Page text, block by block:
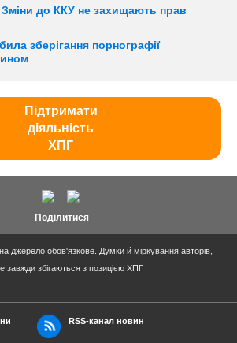
Зміни до ККУ не захищають прав
зберігання порнографії
Підтримати
діяльність
ХПГ
Поділитися
джерело обов'язкове. Думки й міркування авторів,
завжди збігаються з позицією ХПГ
RSS-канал новин